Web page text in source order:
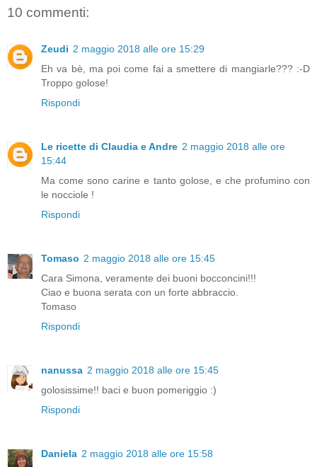
10 commenti:
Zeudi 2 maggio 2018 alle ore 15:29
Eh va bè, ma poi come fai a smettere di mangiarle??? :-D
Troppo golose!
Rispondi
Le ricette di Claudia e Andre 2 maggio 2018 alle ore
15:44
Ma come sono carine e tanto golose, e che profumino con
le nocciole !
Rispondi
Tomaso 2 maggio 2018 alle ore 15:45
Cara Simona, veramente dei buoni bocconcini!!!
Ciao e buona serata con un forte abbraccio.
Tomaso
Rispondi
nanussa 2 maggio 2018 alle ore 15:45
golosissime!! baci e buon pomeriggio :)
Rispondi
Daniela 2 maggio 2018 alle ore 15:58